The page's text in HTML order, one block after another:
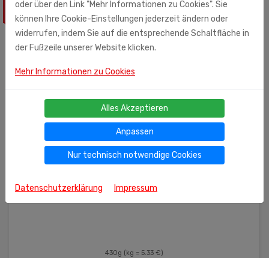
ÄHNLICHE PRODUKTE
430g (kg = 5.33 €)
oder über den Link "Mehr Informationen zu Cookies". Sie
können Ihre Cookie-Einstellungen jederzeit ändern oder
widerrufen, indem Sie auf die entsprechende Schaltfläche in
der Fußzeile unserer Website klicken.
Mehr Informationen zu Cookies
Alles Akzeptieren
Anpassen
Nur technisch notwendige Cookies
Datenschutzerklärung Impressum